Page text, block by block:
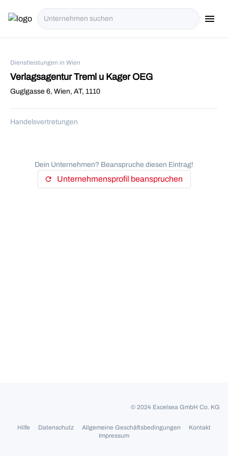
menu
Dienstleistungen in Wien
Verlagsagentur Treml u Kager OEG
Guglgasse 6, Wien, AT, 1110
Handelsvertretungen
Dein Unternehmen? Beanspruche diesen Eintrag!
refresh Unternehmensprofil beanspruchen
© 2024 Excelsea GmbH Co. KG
Hilfe Datenschutz Allgemeine Geschäftsbedingungen
Kontakt
Impressum